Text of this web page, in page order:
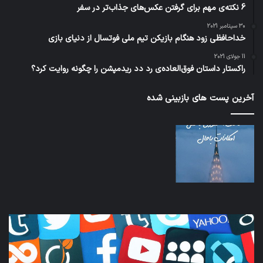
6 نکته‌ی مهم برای گرفتن عکس‌های جذاب‌تر در سفر
30 سپتامبر 2021
خداحافظی زود هنگام بازیکن تیم ملی فوتسال از دنیای بازی
11 جولای 2021
راکستار داستان فوق‌العاده‌ی رد دد ریدمپشن را چگونه روایت کرد؟
آخرین پست های بازبینی شده
کدام
برنامه‌های
پیام‌رسان
اطلاعات